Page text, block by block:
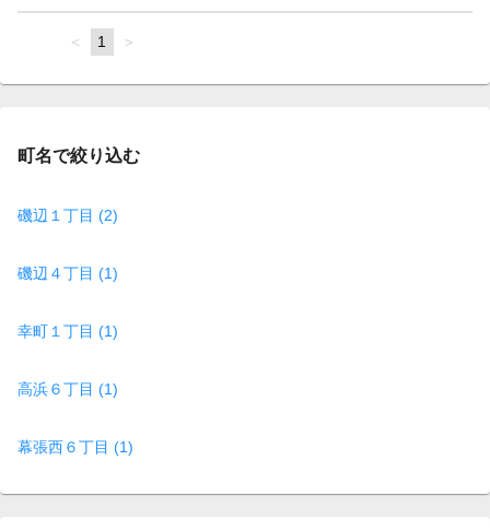
page
You're
page
1 page
町名で絞り込む
磯辺１丁目 (2)
磯辺４丁目 (1)
幸町１丁目 (1)
高浜６丁目 (1)
幕張西６丁目 (1)